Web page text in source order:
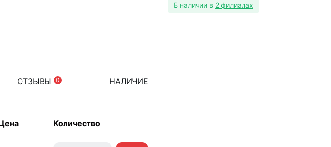
ОТЗЫВЫ 0 НАЛИЧИЕ
Количество
В наличии в 2 филиалах